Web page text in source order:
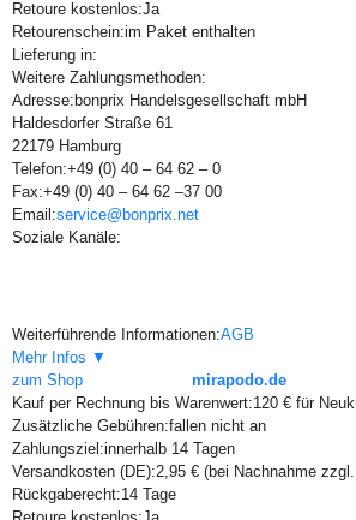
Retoure kostenlos:Ja
Retourenschein:im Paket enthalten
Lieferung in:
Weitere Zahlungsmethoden:
Adresse: bonprix Handelsgesellschaft mbH
Haldesdorfer Straße 61
22179 Hamburg
Telefon:+49 (0) 40 – 64 62 – 0
Fax:+49 (0) 40 – 64 62 –37 00
Email:service@bonprix.net
Soziale Kanäle:
Weiterführende Informationen:AGB
Mehr Infos ▼
zum Shop
mirapodo.de
Kauf per Rechnung bis Warenwert:120 € für
Zusätzliche Gebühren:fallen nicht an
Zahlungsziel:innerhalb 14 Tagen
Versandkosten (DE):2,95 € (bei Nachnahme
Rückgaberecht:14 Tage